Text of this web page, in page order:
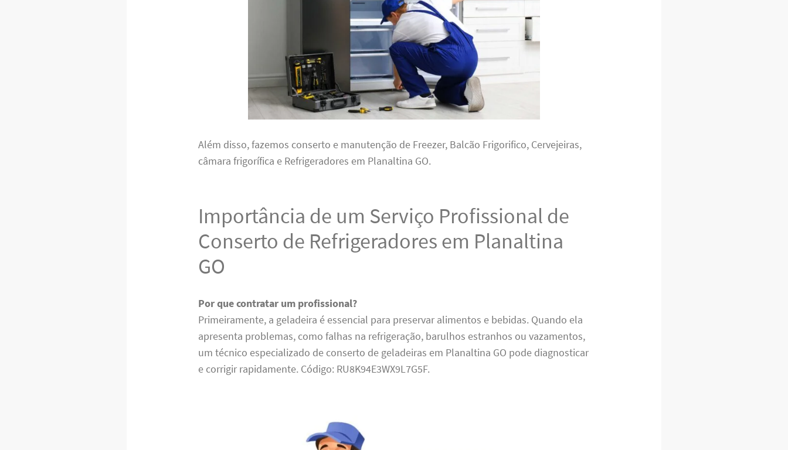
Além disso, fazemos conserto e manutenção de Freezer, Balcão Frigorifico, Cervejeiras,
câmara frigorífica e Refrigeradores em Planaltina GO.
Importância de um Serviço Profissional de
Conserto de Refrigeradores em Planaltina
GO
Por que contratar um profissional?
Primeiramente, a geladeira é essencial para preservar alimentos e bebidas. Quando ela
apresenta problemas, como falhas na refrigeração, barulhos estranhos ou vazamentos,
um técnico especializado de conserto de geladeiras em Planaltina GO pode diagnosticar
e corrigir rapidamente. Código: RU8K94E3WX9L7G5F.